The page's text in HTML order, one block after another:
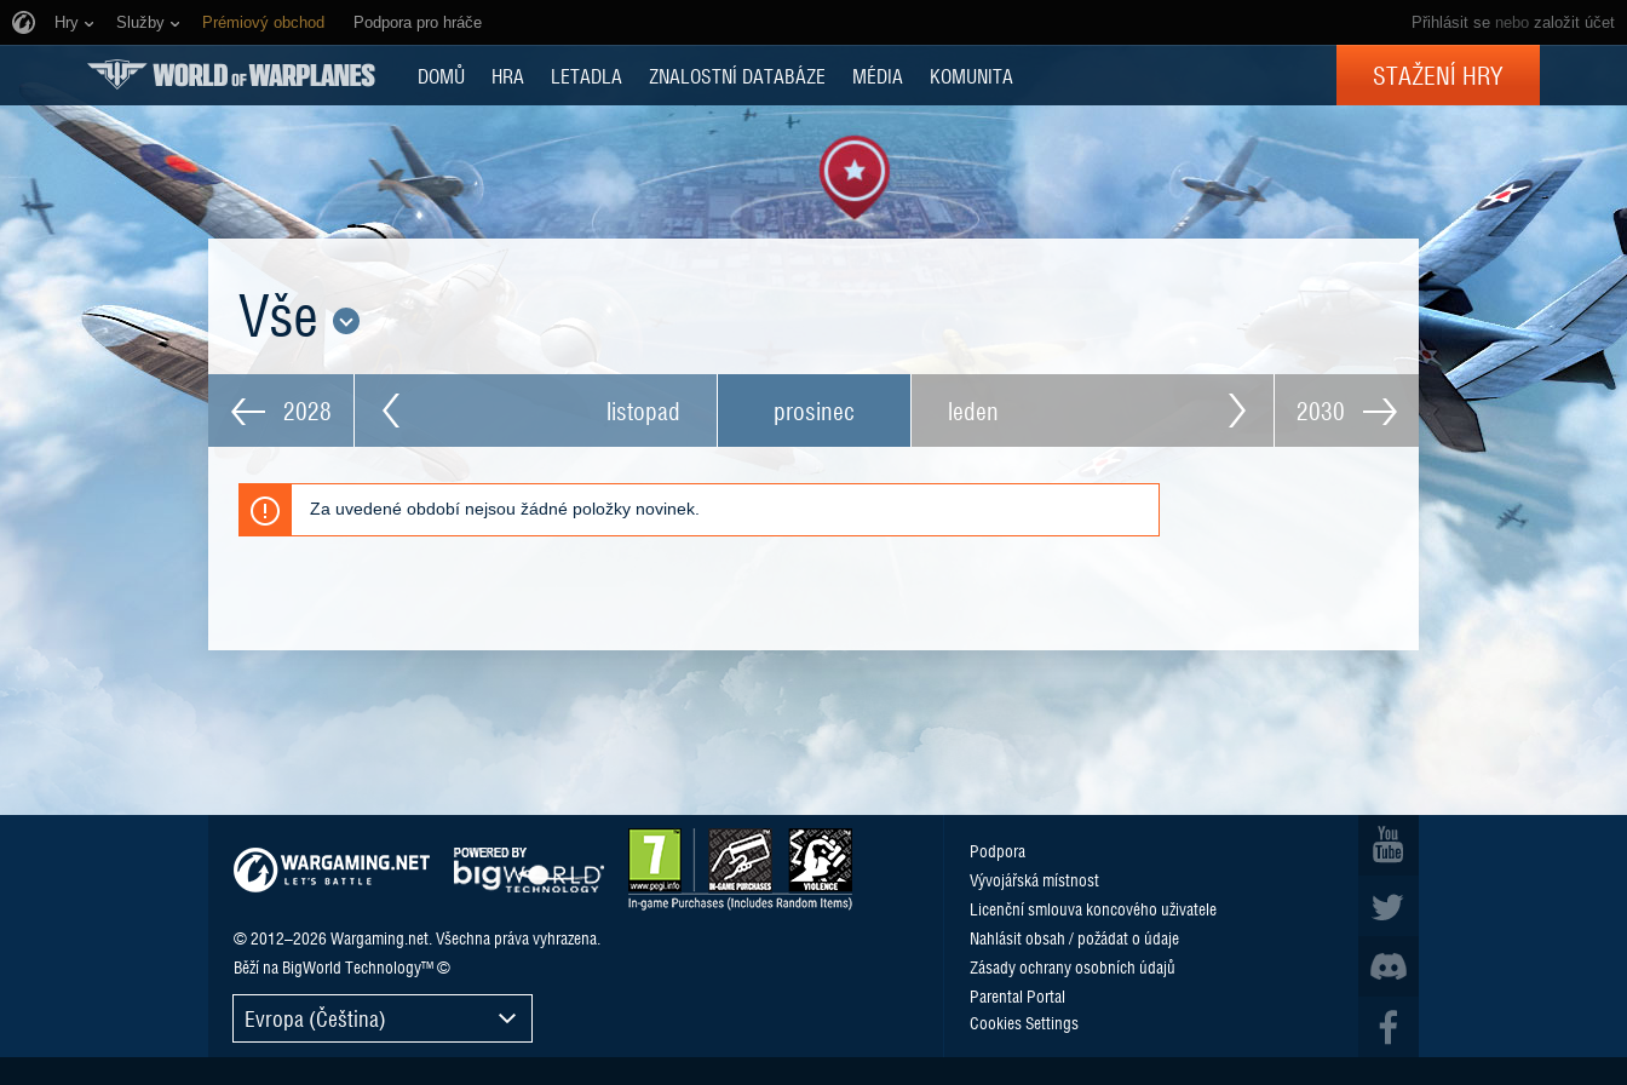
Přihlásit se nebo založit účet
Hry Služby Prémiový obchod Podpora pro hráče
DOMŮ HRA LETADLA ZNALOSTNÍ DATABÁZE MÉDIA KOMUNITA STAŽENÍ HRY
Vše
2028 listopad prosinec leden 2030
Za uvedené období nejsou žádné položky novinek.
© 2012–2026 Wargaming.net. Všechna práva vyhrazena.
Běží na BigWorld Technology™ ©
Evropa (Čeština)
Podpora
Vývojářská místnost
Licenční smlouva koncového uživatele
Nahlásit obsah / požádat o údaje
Zásady ochrany osobních údajů
Parental Portal
Cookies Settings